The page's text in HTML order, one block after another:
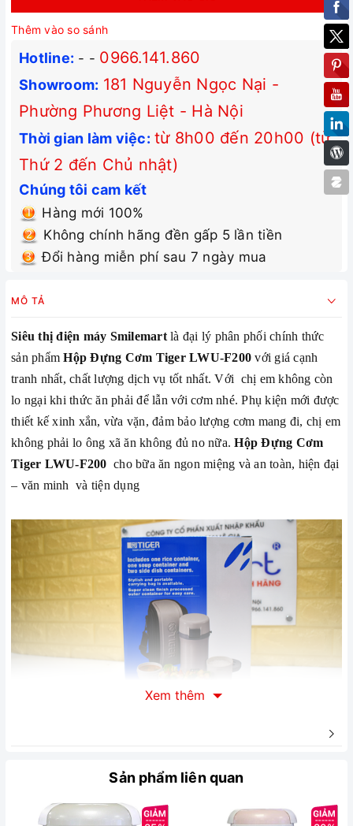
Thêm vào so sánh
Hotline: - - 0966.141.860
Showroom: 181 Nguyễn Ngọc Nại -
Phường Phương Liệt - Hà Nội
Thời gian làm việc: từ 8h00 đến 20h00 (từ
Thứ 2 đến Chủ nhật)
Chúng tôi cam kết
Hàng mới 100%
Không chính hãng đền gấp 5 lần tiền
Đổi hàng miễn phí sau 7 ngày mua
MÔ TẢ
Siêu thị điện máy Smilemartlà đại lý phân phối chính thức
sản phẩmHộp Đựng Cơm Tiger LWU-F200với giá cạnh
tranh nhất, chất lượng dịch vụ tốt nhất. Với chị em không còn
lo ngại khi thức ăn phải để lẫn với cơm nhé. Phụ kiện mới được
thiết kế xinh xắn, vừa vặn, đảm bảo lượng cơm mang đi, chị em
không phải lo ông xã ăn không đủ no nữa.Hộp Đựng Cơm
Tiger LWU-F200 cho bữa ăn ngon miệng và an toàn, hiện đại
– văn minh và tiện dụng
Mô tả sản phẩm Hộp Đựng Cơm Tiger LWU-F200
Hiện đại, trang nhã
Xem thêm
Sản phẩm liên quan